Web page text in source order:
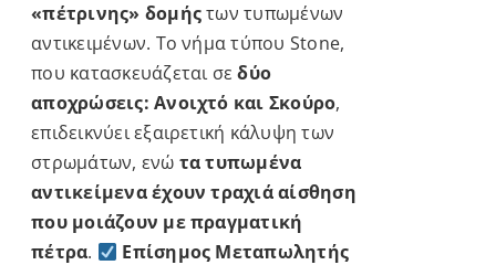
«πέτρινης» δομήςτων τυπωμένων
αντικειμένων. Το νήμα τύπου Stone,
που κατασκευάζεται σεδύο
αποχρώσεις: Ανοιχτό και Σκούρο,
επιδεικνύει εξαιρετική κάλυψη των
στρωμάτων, ενώ τα τυπωμένα
αντικείμενα έχουν τραχιά αίσθηση
που μοιάζουν με πραγματική
πέτρα.
Επίσημος Μεταπωλητής